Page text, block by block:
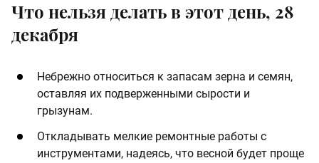
Что нельзя делать в этот день, 28
декабря
Небрежно относиться к запасам зерна и семян,
оставляя их подверженными сырости и
грызунам.
Откладывать мелкие ремонтные работы с
инструментами, надеясь, что весной будет проще